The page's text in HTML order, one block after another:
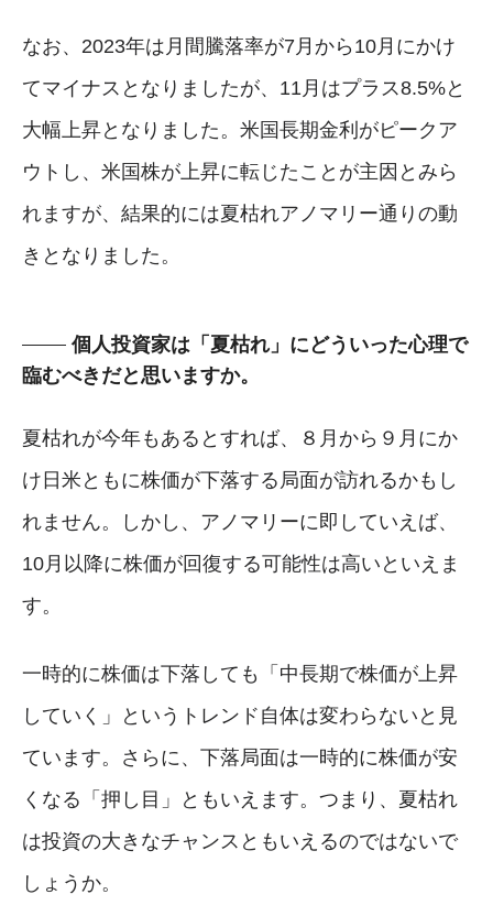
なお、2023年は月間騰落率が7月から10月にかけ
てマイナスとなりましたが、11月はプラス8.5%と
大幅上昇となりました。米国長期金利がピークア
ウトし、米国株が上昇に転じたことが主因とみら
れますが、結果的には夏枯れアノマリー通りの動
きとなりました。
個人投資家は「夏枯れ」にどういった心理で
臨むべきだと思いますか。
夏枯れが今年もあるとすれば、８月から９月にか
け日米ともに株価が下落する局面が訪れるかもし
れません。しかし、アノマリーに即していえば、
10月以降に株価が回復する可能性は高いといえま
す。
一時的に株価は下落しても「中長期で株価が上昇
していく」というトレンド自体は変わらないと見
ています。さらに、下落局面は一時的に株価が安
くなる「押し目」ともいえます。つまり、夏枯れ
は投資の大きなチャンスともいえるのではないで
しょうか。